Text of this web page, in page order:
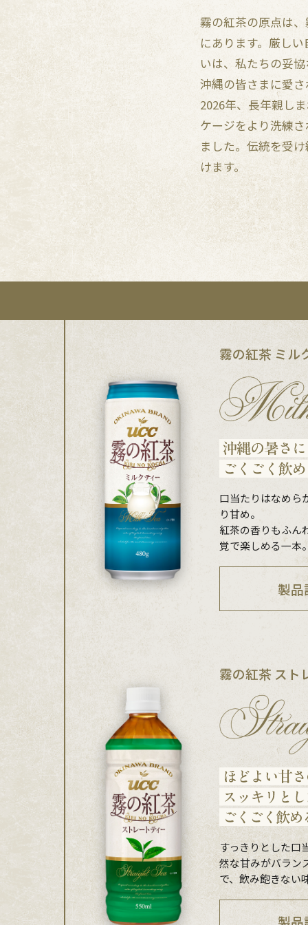
霧の紅茶の原点は
にあります。厳し
いは、私たちの妥
沖縄の皆さまに愛
2026年、長年親し
ケージをより洗練
ました。伝統を受
けます。
霧の紅茶 ミル
口当たりはなめら
り甘め。
紅茶の香りもふん
覚で楽しめる一本
製品
霧の紅茶 スト
すっきりとした口
然な甘みがバラン
で、飲み飽きない